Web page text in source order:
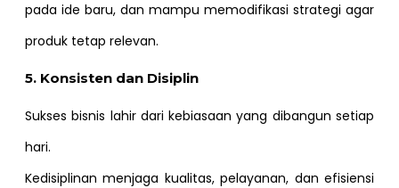
pada ide baru, dan mampu memodifikasi strategi agar
produk tetap relevan.
5. Konsisten dan Disiplin
Sukses bisnis lahir dari kebiasaan yang dibangun setiap
hari.
Kedisiplinan menjaga kualitas, pelayanan, dan efisiensi